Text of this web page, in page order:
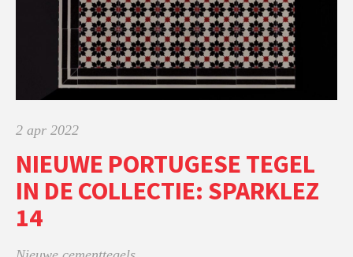
2 apr 2022
NIEUWE PORTUGESE TEGEL
IN DE COLLECTIE: SPARKLEZ
14